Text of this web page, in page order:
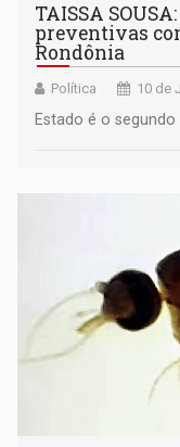
TAISSA
preventivas
Rondônia
Política 10 de
Estado é o